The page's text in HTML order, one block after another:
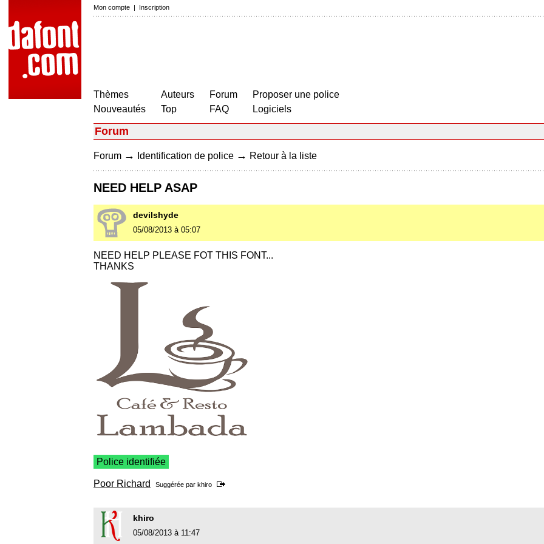
Mon compte | Inscription
Thèmes
Nouveautés
Auteurs
Top
Forum
FAQ
Proposer une police
Logiciels
Forum
Forum → Identification de police → Retour à la liste
NEED HELP ASAP
devilshyde
05/08/2013 à 05:07
NEED HELP PLEASE FOT THIS FONT...
THANKS
Police identifiée
Poor Richard Suggérée par khiro
khiro
05/08/2013 à 11:47